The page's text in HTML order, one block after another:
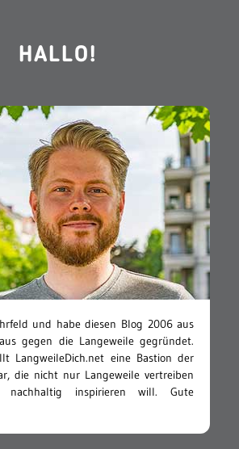
HALLO!
und habe diesen Blog 2006 aus
gegen die Langeweile gegründet.
LangweileDich.net eine Bastion der
die nicht nur Langeweile vertreiben
nachhaltig inspirieren will. Gute